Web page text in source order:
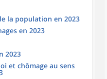
la population en 2023
en 2023
2023
et chômage au sens